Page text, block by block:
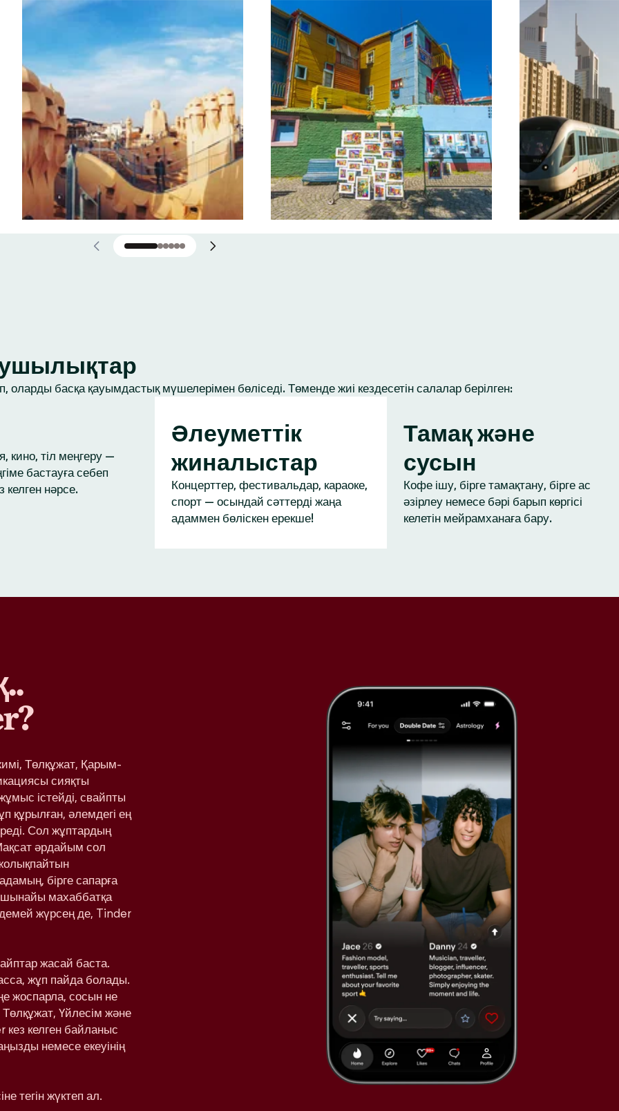
басқа қауымдастық мүшелерімен бөліседі. Төменде жиі кездесетін салалар берілген:
кино, тіл меңгеру —
бастауға себеп
келген нәрсе.
Әлеуметтік
жиналыстар
Концерттер, фестивальдар, караоке,
спорт — осындай сәттерді жаңа
адаммен бөліскен ерекше!
Тамақ және
сусын
Кофе ішу, бірге тамақтану, бірге ас
әзірлеу немесе бәрі барып көргісі
келетін мейрамханаға бару.
Төлқұжат, Қарым-
сияқты
істейді, свайпты
құрылған, әлемдегі ең
Сол жұптардың
әрдайым сол
бірге сапарға
шынайы махаббатқа
жүрсең де, Tinder
жасай баста.
жұп пайда болады.
жоспарла, сосын не
Үйлесім және
келген байланыс
немесе екеуінің
тегін жүктеп ал.